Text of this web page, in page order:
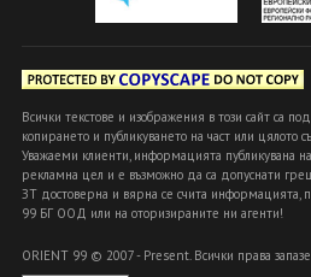
Всички текстове и изображения в този сайт са
копирането и публикуването на част или цялото
Уважаеми клиенти, информацията публикувана
рекламна цел и е възможно да са допуснати
ЗТ достоверна и вярна се счита
99 БГ ООД или на оторизираните ни агенти!
ORIENT 99 © 2007 - Present. Всички права